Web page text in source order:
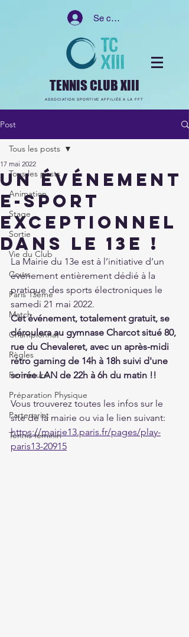
Se connecter
TENNIS CLUB XIII
ASSOCIATION SPORTIVE AFFILIÉE A LA FFT
Post
Tous les posts
Animation
Stage
Sortie
Vie du Club
Cours
Paris 13ème
Match
Championnat
Règles
Fermeture
Préparation Physique
Partenariat
Tennis féminin
Tous les posts
Un événement
e-sport
exceptionnel
dans le 13e !
17 mai 2022
La Mairie du 13e est à l’initiative d’un
événement entièrement dédié à la
pratique des sports électroniques le
samedi 21 mai 2022.
Cet événement, totalement gratuit, se
déroulera au gymnase Charcot situé 80,
rue du Chevaleret, avec un après-midi
rétro gaming de 14h à 18h suivi d'une
soirée LAN de 22h à 6h du matin !!
Vous trouverez toutes les infos sur le
site de la mairie ou via le lien suivant:
https://mairie13.paris.fr/pages/play-
paris13-20915